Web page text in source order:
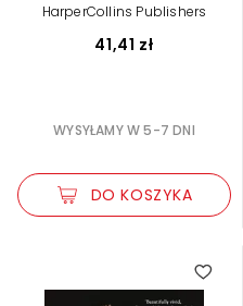
HarperCollins Publishers
41,41 zł
WYSYŁAMY W 5-7 DNI
DO KOSZYKA